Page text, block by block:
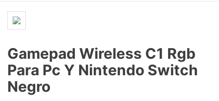
Gamepad Wireless C1 Rgb
Para Pc Y Nintendo Switch
Negro
3.
4.
.
marcadores
teclado